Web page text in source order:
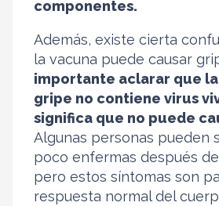
componentes.
Además, existe cierta
la vacuna puede causar
importante aclarar que
gripe no contiene virus
significa que no puede
Algunas personas pueden
poco enfermas después
pero estos síntomas son
respuesta normal del